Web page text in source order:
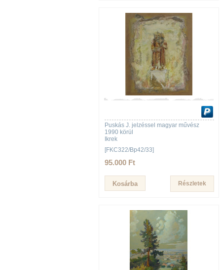
Puskás J. jelzéssel magyar művész
1990 körül
Ikrek
[FKC322/Bp42/33]
95.000 Ft
Részletek